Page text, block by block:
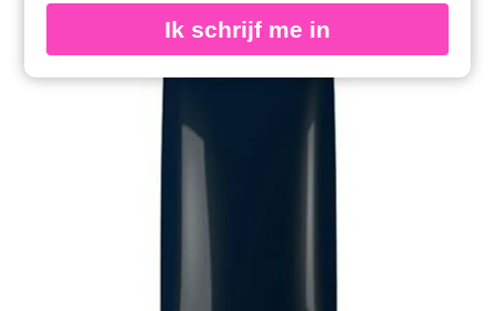
e-
in
Ik schrijf me in